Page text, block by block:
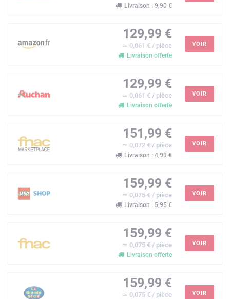
Livraison : 9,90 €
129,99 €
≃ 0,061 € / pièce
Livraison offerte
VOIR
129,99 €
≃ 0,061 € / pièce
Livraison offerte
VOIR
151,99 €
≃ 0,072 € / pièce
Livraison : 4,99 €
VOIR
159,99 €
≃ 0,075 € / pièce
Livraison : 5,95 €
VOIR
159,99 €
≃ 0,075 € / pièce
Livraison offerte
VOIR
159,99 €
≃ 0,075 € / pièce VOIR